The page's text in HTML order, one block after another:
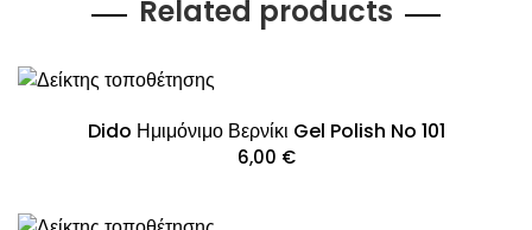
Related products
Dido Ημιμόνιμο Βερνίκι Gel Polish No 101
6,00 €